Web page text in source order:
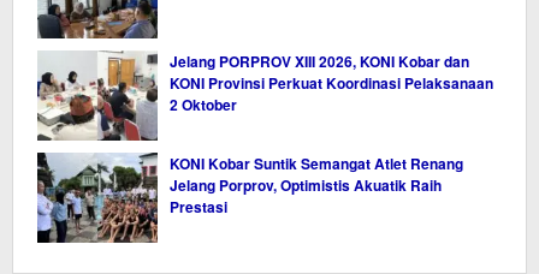
Jelang PORPROV XIII 2026, KONI Kobar dan
KONI Provinsi Perkuat Koordinasi Pelaksanaan
2 Oktober
KONI Kobar Suntik Semangat Atlet Renang
Jelang Porprov, Optimistis Akuatik Raih
Prestasi